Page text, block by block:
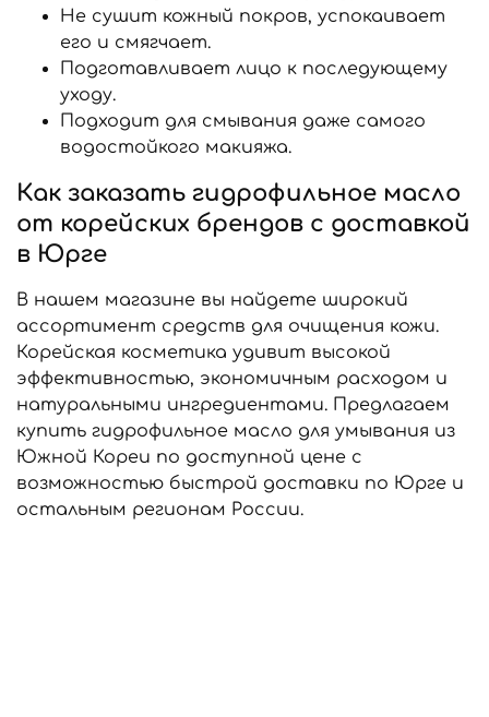
Не сушит кожный покров, успокаивает
его и смягчает.
Подготавливает лицо к последующему
уходу.
Подходит для смывания даже самого
водостойкого макияжа.
Как заказать гидрофильное масло
от корейских брендов с доставкой
в Юрге
В нашем магазине вы найдете широкий
ассортимент средств для очищения кожи.
Корейская косметика удивит высокой
эффективностью, экономичным расходом и
натуральными ингредиентами. Предлагаем
купить гидрофильное масло для умывания из
Южной Кореи по доступной цене с
возможностью быстрой доставки по Юрге и
остальным регионам России.